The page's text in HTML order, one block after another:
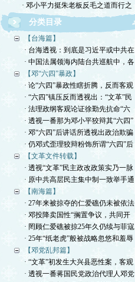
· 邓小平力挺朱老板反毛之道而行之
分类目录
【台海篇】
· 台海透视：到底是习近平或中共在
· 中国法属领海内陆台共巡航中，各
【邓“六四”暴政】
· 论“六四”暴政性瞎折腾，反而客观
· “六四”镇压反而透视出：“文革”民
· 法理政纲客观论证徐勤先抗命“六
· 透视一番那为邓小平狡辩其“六四”
· 邓“六四”后讲话所透视出政治欺骗
· 仍邓式歪理狡辩粉饰所谓“六四”后
【文革文件转载】
· 透视“文革”民主政改政策实乃一脉
· 原中共高层民主集中制一致举手通
【南海篇】
· 27年来被掠夺的仁爱礁仍未被依法
· 邓投降卖国性“搁置争议，共同开
· 罔顾仁爱礁被掠25年久仍续与菲寇
· 25年“纸老虎”般被战略忽悠和羞辱
【邓党乱邦篇】
· “文革”初发生大兴县恶性案，客观
· 透视一番蒋国民党政治代理人邓党